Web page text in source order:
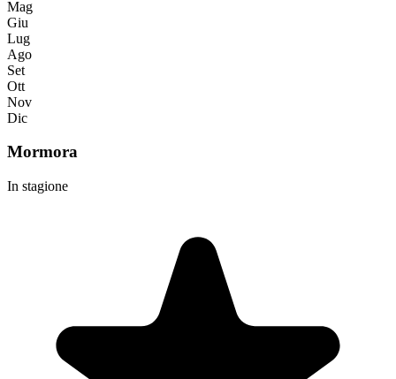
Mag
Giu
Lug
Ago
Set
Ott
Nov
Dic
Mormora
In stagione